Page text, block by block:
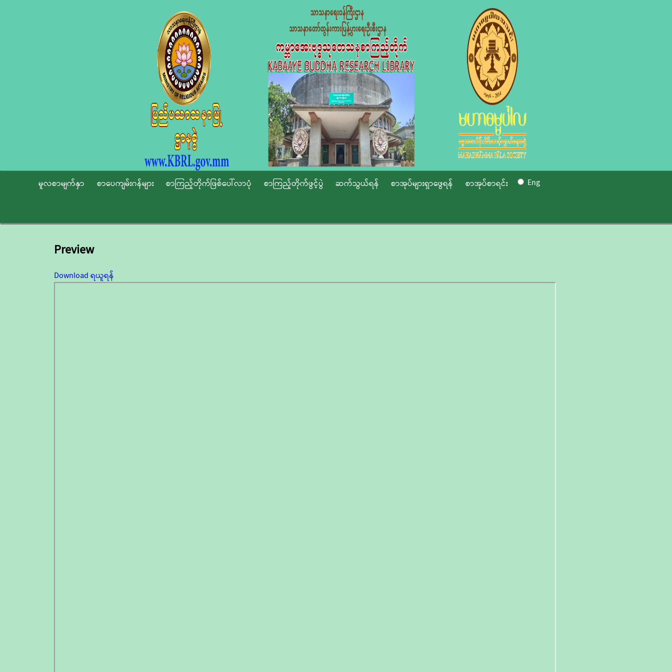
မူလစာမျက်နှာ စာပေကျမ်းဂန်များ စာကြည့်တိုက်ဖြစ်ပေါ်လာပုံ စာကြည့်တိုက်ဖွင့်ပွဲ ဆက်သွယ်ရန် စာအုပ်များရှာဖွေရန် စာအုပ်စာရင်း Eng
Preview
Download ရယူရန်